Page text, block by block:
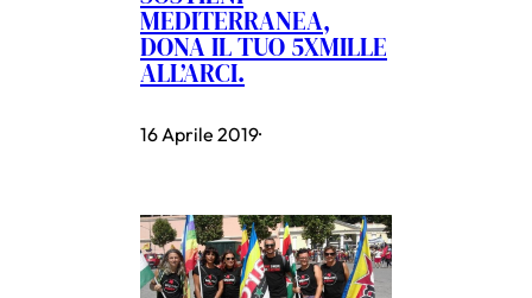
MEDITERRANEA,
DONA IL TUO 5XMILLE
ALL’ARCI.
16 Aprile 2019·